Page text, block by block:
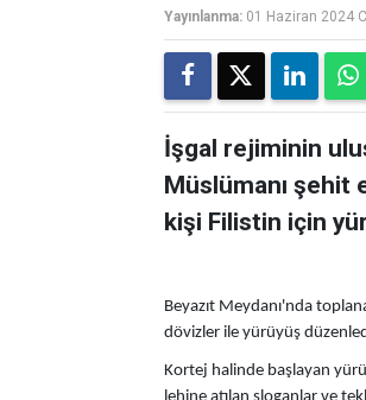
Yayınlanma: 01 Haziran 2024
İşgal rejiminin
Müslümanı şehit
kişi Filistin için
Beyazıt Meydanı'nda
dövizler ile yürüyüş
Kortej halinde başlayan